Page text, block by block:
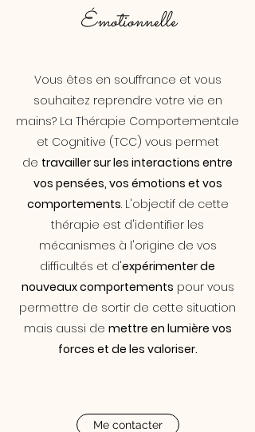
Émotionnelle
Vous êtes en souffrance et vous
souhaitez reprendre votre vie en
mains? La Thérapie Comportementale
et Cognitive (TCC) vous permet
de travailler sur les interactions entre
vos pensées, vos émotions et vos
comportements. L'objectif de cette
thérapie est d'identifier les
mécanismes à l'origine de vos
difficultés et d'expérimenter de
nouveaux comportements pour vous
permettre de sortir de cette situation
mais aussi de mettre en lumière vos
forces et de les valoriser.
Me contacter